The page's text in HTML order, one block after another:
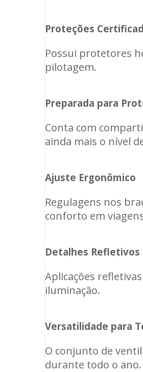
Proteções
Possui protetores
pilotagem.
Preparada para
Conta com
ainda mais o nível
Ajuste Ergonômico
Regulagens nos
conforto em
Detalhes Refletivos
Aplicações
iluminação.
Versatilidade para
O conjunto de
durante todo o ano.